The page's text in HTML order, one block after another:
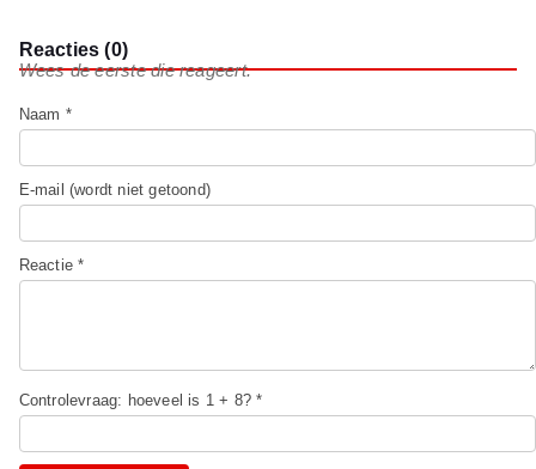
Reacties (0)
Wees de eerste die reageert.
Naam *
E-mail (wordt niet getoond)
Reactie *
Controlevraag: hoeveel is 1 + 8? *